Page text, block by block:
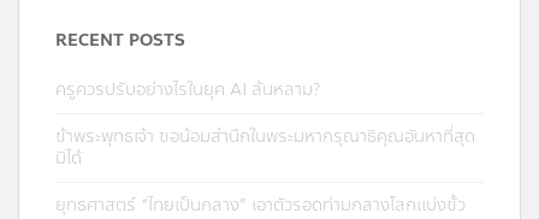
RECENT POSTS
ครูควรปรับอย่างไรในยุค AI ล้นหลาม?
ข้าพระพุทธเจ้า ขอน้อมสำนึกในพระมหากรุณาธิคุณอันหาที่สุด
มิได้
ยุทธศาสตร์ “ไทยเป็นกลาง” เอาตัวรอดท่ามกลางโลกแบ่งขั้ว